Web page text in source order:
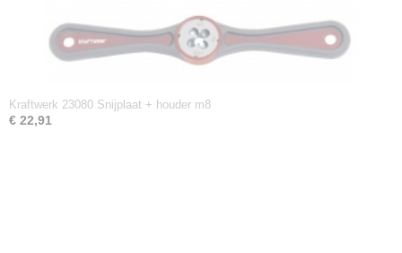
Kraftwerk 23080 Snijplaat + houder m8
€ 22,91